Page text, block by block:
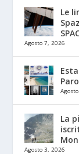
Le
Agosto 7, 2026
La
Agosto 3, 2026